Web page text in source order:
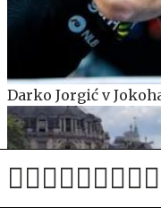
Darko Jorgić v